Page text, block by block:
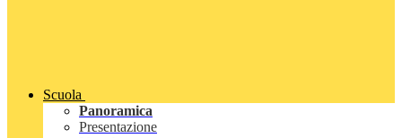
Scuola
Panoramica
Presentazione